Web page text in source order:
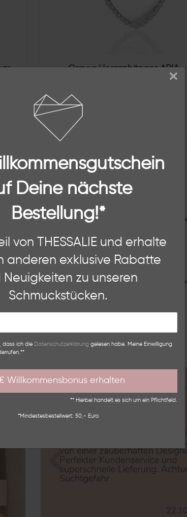
Gravur Herzanhänger ARIA
uns helfen, diese Website und Ihre
Deinen Rechten als Nutzer findest Du in
Funktional Weitere Einstellungen
Alle ablehnen
Deine nächste
Bestellung!*
von THESSALIE und erhalte
anderen exklusive Rabatte
Neuigkeiten zu unseren
Schmuckstücken.
dass ich die Daten­schutz­erklärung gelesen habe. Meine Einwilligung
Willkommensbonus erhalten
** Hierbei handelt es sich um ein Pflichtfeld.
*Mindestesbestellwert: 50,- Euro
×